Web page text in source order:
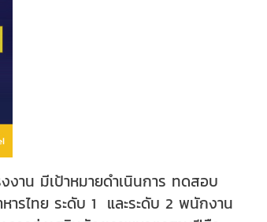
าน มีเป้าหมายดำเนินการ ทดสอบ
ารไทย ระดับ 1 และระดับ 2 พนักงาน